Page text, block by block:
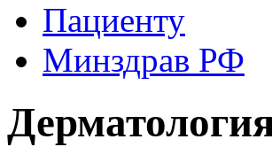
Пациенту
Минздрав РФ